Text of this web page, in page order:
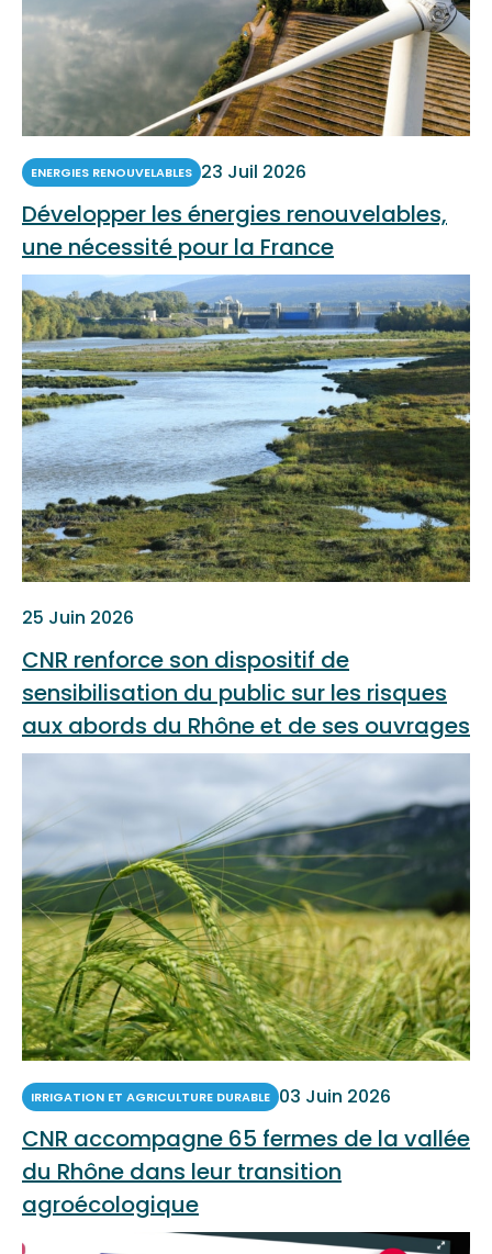
ENERGIES RENOUVELABLES 23 Juil 2026
Développer les énergies renouvelables,
une nécessité pour la France
25 Juin 2026
CNR renforce son dispositif de
sensibilisation du public sur les risques
aux abords du Rhône et de ses ouvrages
IRRIGATION ET AGRICULTURE DURABLE 03 Juin 2026
CNR accompagne 65 fermes de la vallée
du Rhône dans leur transition
agroécologique